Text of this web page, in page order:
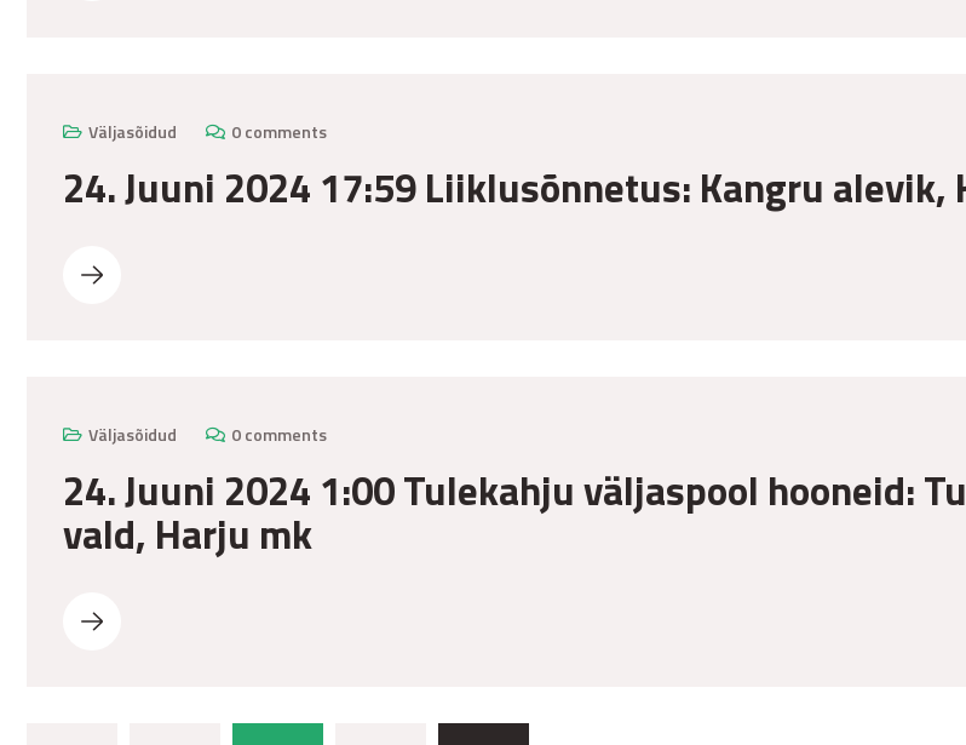
Väljasõidud 0 comments
24. Juuni 2024 17:59 Liiklusõnnetus: Kangru
Väljasõidud 0 comments
24. Juuni 2024 1:00 Tulekahju väljaspool hooneid:
vald, Harju mk